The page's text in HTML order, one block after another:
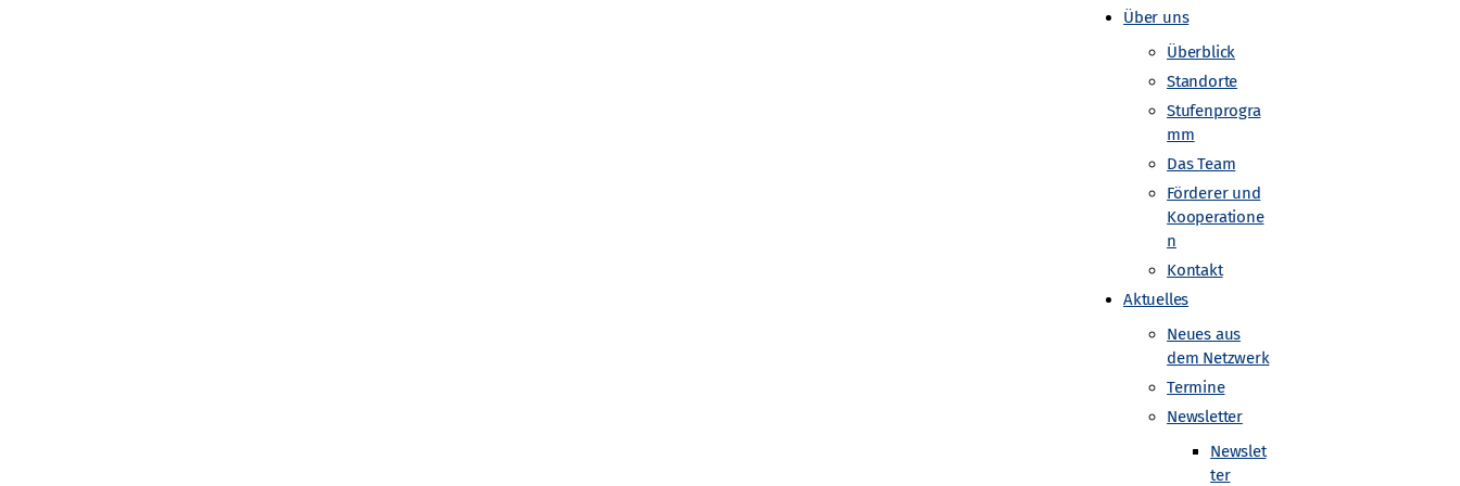
Über uns
Überblick
Standorte
Stufenprogra
mm
Das Team
Förderer und
Kooperatione
n
Kontakt
Aktuelles
Neues aus
dem Netzwerk
Termine
Newsletter
Newslet
ter